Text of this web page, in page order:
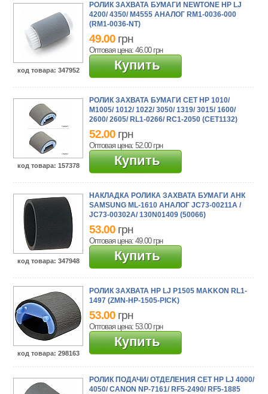
код товара: 347952
РОЛИК ЗАХВАТА БУМАГИ NEWTONE HP LJ
4200/ 4350/ M4555 АНАЛОГ RM1-0036-000
(RM1-0036-NT)
49.00 грн
Оптовая цена: 46.00 грн
Купить
код товара: 157378
РОЛИК ЗАХВАТА БУМАГИ CET HP 1010/
M1005/ 1012/ 1022/ 3050/ 1319/ 3015/ 1600/
2600/ 2605/ RL1-0266/ RC1-2050 (CET1132)
52.00 грн
Оптовая цена: 52.00 грн
Купить
код товара: 347948
НАКЛАДКА РОЛИКА ЗАХВАТА БУМАГИ АНК
SAMSUNG ML-1610 АНАЛОГ JC73-00211A /
JC73-00302A/ 130N01409 (50066)
53.00 грн
Оптовая цена: 49.00 грн
Купить
код товара: 298163
РОЛИК ЗАХВАТА HP LJ P1505 MAKKON RL1-
1497 (ZMN-HP-1505-PICK)
53.00 грн
Оптовая цена: 53.00 грн
Купить
РОЛИК ПОДАЧИ/ ОТДЕЛЕНИЯ CET HP LJ 4000/
4050/ CANON NP-7161/ RF5-2490/ RF5-1885